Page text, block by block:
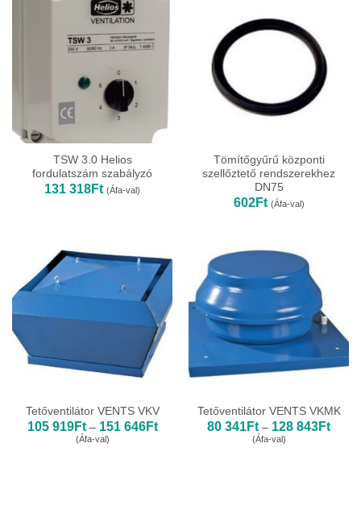
TSW 3.0 Helios
fordulatszám szabályzó
131 318Ft (Áfa-val)
Tömítőgyűrű központi
szellőztető rendszerekhez
DN75
602Ft (Áfa-val)
Tetőventilátor VENTS VKV
105 919Ft – 151 646FtÁrtartomány:
(Áfa-val)
Tetőventilátor VENTS VKMK
80 341Ft – 128 843Ft
(Áfa-val)